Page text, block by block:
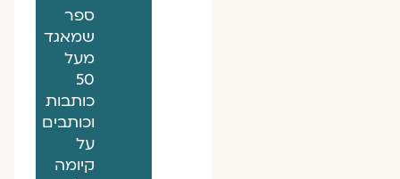
ספר
שמאגד
מעל
50
כותבות
וכותבים
על
קיומה